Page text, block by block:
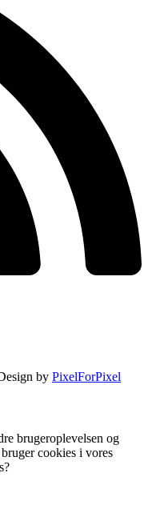
by PixelForPixel
brugeroplevelsen og
cookies i vores